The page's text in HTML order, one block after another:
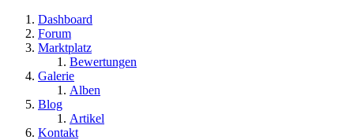
Dashboard
Forum
Marktplatz
Bewertungen
Galerie
Alben
Blog
Artikel
Kontakt